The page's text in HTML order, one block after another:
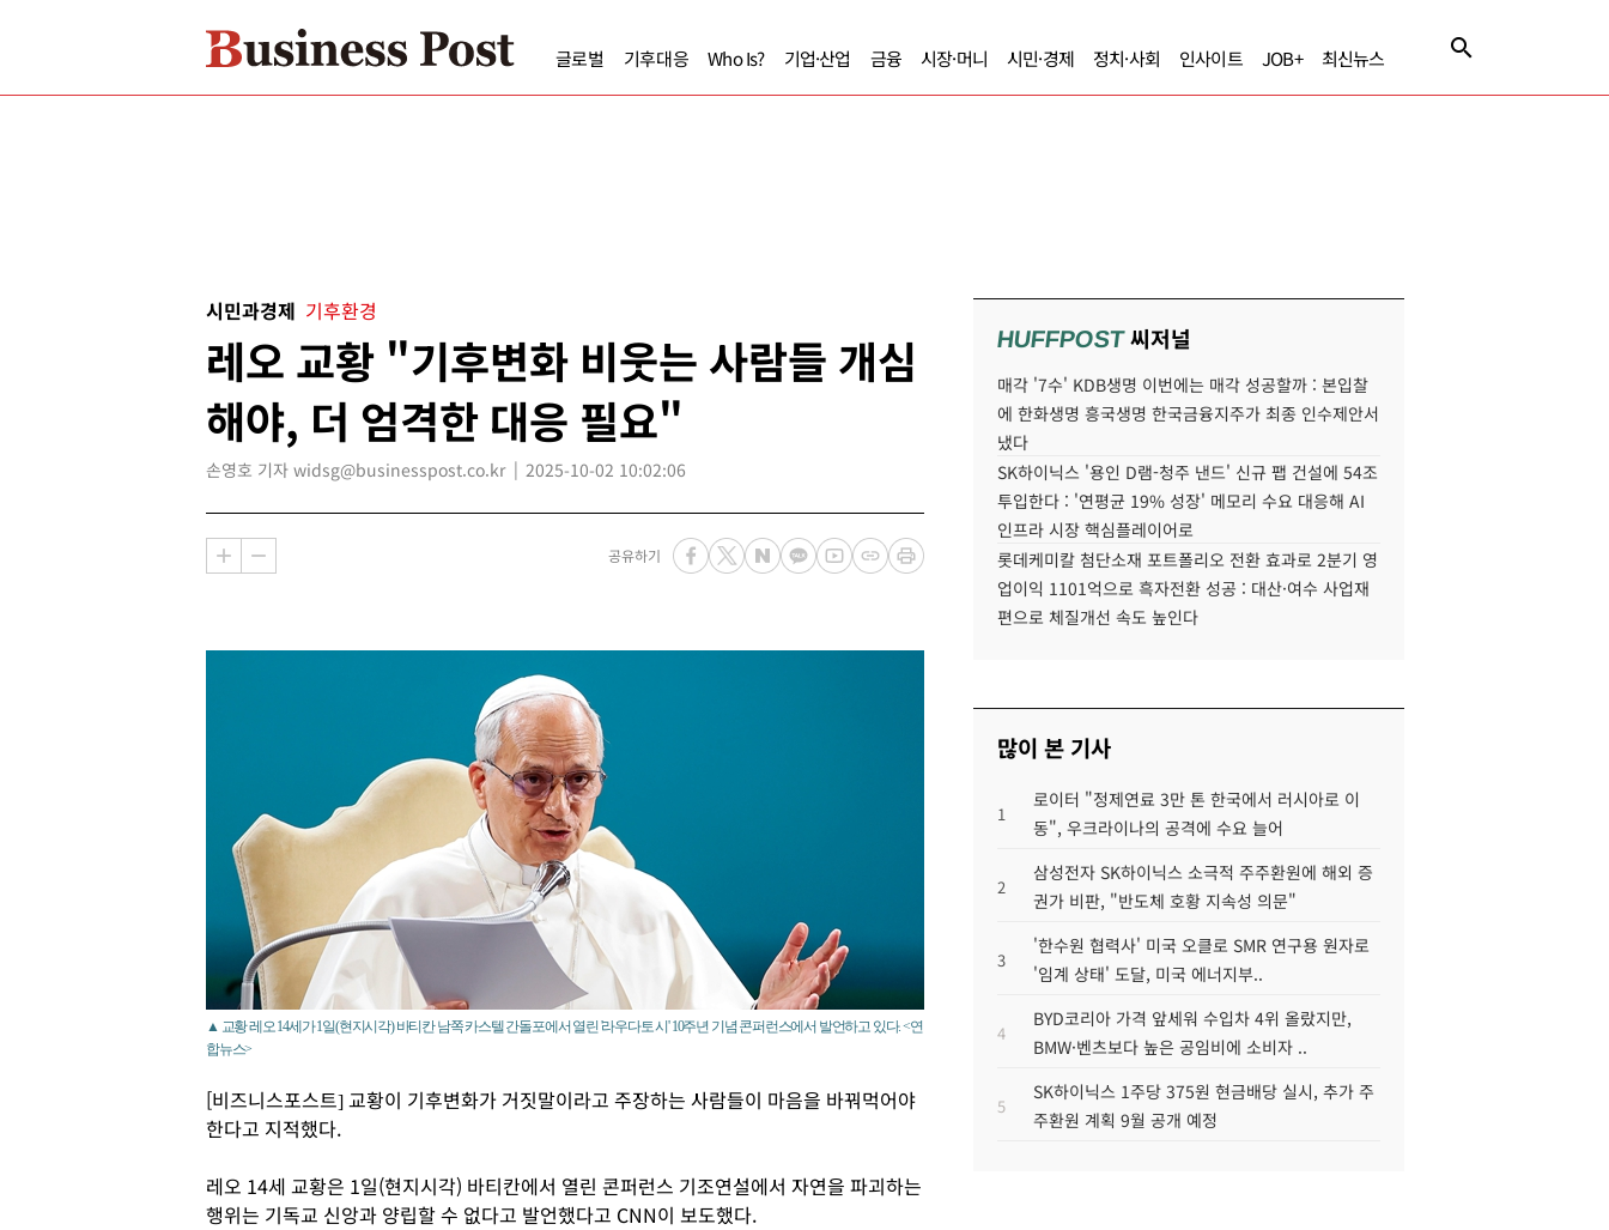
글로벌 기후대응 Who Is? 기업·산업 금융 시장·머니 시민·경제 정치·사회 인사이트 JOB+ 최신뉴스
시민과경제 기후환경
레오 교황 "기후변화 비웃는 사람들 개심
해야, 더 엄격한 대응 필요"
손영호 기자 widsg@businesspost.co.kr 2025-10-02 10:02:06
공유하기
▲ 교황 레오 14세가 1일(현지시각) 바티칸 남쪽 카스텔 간돌포에서 열린 '라우다토 시' 10주년 기념 콘퍼런스에서 발언하고 있다. <연
합뉴스>
[비즈니스포스트] 교황이 기후변화가 거짓말이라고 주장하는 사람들이 마음을 바꿔먹어야
한다고 지적했다.
레오 14세 교황은 1일(현지시각) 바티칸에서 열린 콘퍼런스 기조연설에서 자연을 파괴하는
행위는 기독교 신앙과 양립할 수 없다고 발언했다고 CNN이 보도했다.
HUFFPOST씨저널
매각 '7수' KDB생명 이번에는 매각 성공할까 : 본입찰
에 한화생명 흥국생명 한국금융지주가 최종 인수제안서
냈다
SK하이닉스 '용인 D램-청주 낸드' 신규 팹 건설에 54조
투입한다 : '연평균 19% 성장' 메모리 수요 대응해 AI
인프라 시장 핵심플레이어로
롯데케미칼 첨단소재 포트폴리오 전환 효과로 2분기 영
업이익 1101억으로 흑자전환 성공 : 대산·여수 사업재
편으로 체질개선 속도 높인다
많이 본 기사
1
로이터 "정제연료 3만 톤 한국에서 러시아로 이
동", 우크라이나의 공격에 수요 늘어
2
삼성전자 SK하이닉스 소극적 주주환원에 해외 증
권가 비판, "반도체 호황 지속성 의문"
3
'한수원 협력사' 미국 오클로 SMR 연구용 원자로
'임계 상태' 도달, 미국 에너지부..
4
BYD코리아 가격 앞세워 수입차 4위 올랐지만,
BMW·벤츠보다 높은 공임비에 소비자 ..
5
SK하이닉스 1주당 375원 현금배당 실시, 추가 주
주환원 계획 9월 공개 예정